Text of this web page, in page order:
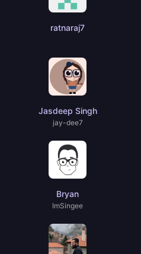
ratnaraj7
Jasdeep Singh
jay-dee7
Bryan
ImSingee